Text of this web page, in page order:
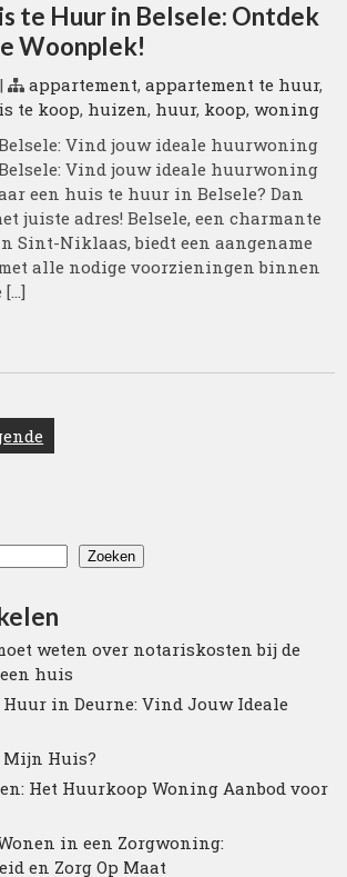
te Huur in Belsele: Ontdek
Woonplek!
| appartement,appartement te huur,
te koop, huizen, huur, koop,woning
Vind jouw ideale huurwoning
Vind jouw ideale huurwoning
een huis te huur in Belsele? Dan
juiste adres! Belsele, een charmante
Sint-Niklaas, biedt een aangename
alle nodige voorzieningen binnen
[…]
Zoeken
weten over notariskosten bij de
huis
in Deurne: Vind Jouw Ideale
Mijn Huis?
Het Huurkoop Woning Aanbod voor
in een Zorgwoning:
en Zorg Op Maat